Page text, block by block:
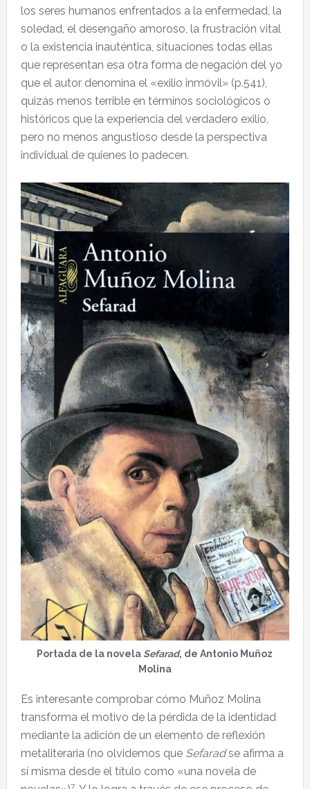
los seres humanos enfrentados a la enfermedad, la
soledad, el desengaño amoroso, la frustración vital
o la existencia inauténtica, situaciones todas ellas
que representan esa otra forma de negación del yo
que el autor denomina el «exilio inmóvil» (p.541),
quizás menos terrible en términos sociológicos o
históricos que la experiencia del verdadero exilio,
pero no menos angustioso desde la perspectiva
individual de quienes lo padecen.
Portada de la novela Sefarad, de Antonio Muñoz
Molina
Es interesante comprobar cómo Muñoz Molina
transforma el motivo de la pérdida de la identidad
mediante la adición de un elemento de reflexión
metaliteraria (no olvidemos que Sefaradse afirma a
sí misma desde el título como «una novela de
7